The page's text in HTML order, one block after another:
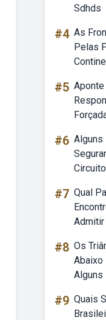
Sdhds
#4 As
Pelas
#5 Aponte
#6
#7 Qual
Admitir
#8 Os
Abaixo
Alguns
#9 Quais